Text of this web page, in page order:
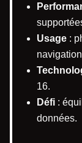
Usage :
16.
Défi :
données.